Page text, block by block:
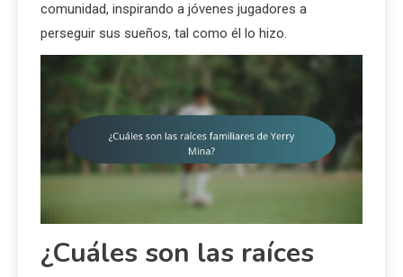
comunidad, inspirando a jóvenes jugadores a
perseguir sus sueños, tal como él lo hizo.
¿Cuáles son las raíces